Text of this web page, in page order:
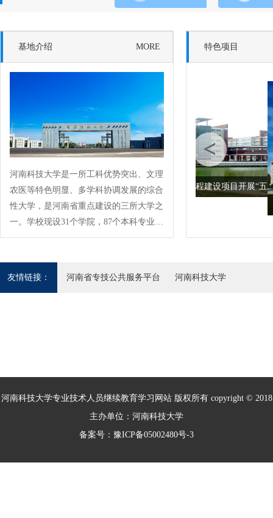
基地介绍 MORE
河南科技大学是一所工科优势突出、文理
农医等特色明显、多学科协调发展的综合
性大学，是河南省重点建设的三所大学之
一。学校现设31个学院，87个本科专业；
3个博士学位授权一级学科，12个博士学
特色项目
河南省重点工程建设项目开展“五
友情链接： 河南省专技公共服务平台 河南科技大学
河南科技大学专业技术人员继续教育学习网站 版权所有 copyright © 2018
主办单位：河南科技大学
备案号：豫ICP备05002480号-3